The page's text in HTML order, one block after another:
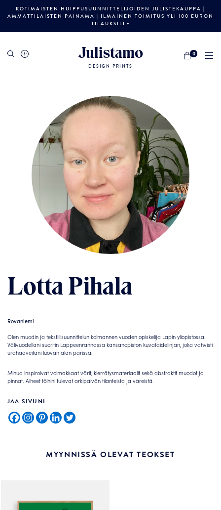
KOTIMAISTEN HUIPPUSUUNNITTELIJOIDEN JULISTEKAUPPA |
AMMATTILAISTEN PAINAMA | ILMAINEN TOIMITUS YLI 100 EURON
TILAUKSILLE
Julistamo
DESIGN PRINTS
0
Lotta Pihala
Rovaniemi
Olen muodin ja tekstiilisuunnittelun kolmannen vuoden opiskelija Lapin yliopistossa.
Välivuodellani suoritin Lappeenrannassa kansanopiston kuvataidelinjan, joka vahvisti
urahaaveitani luovan alan parissa.
Minua inspiroivat voimakkaat värit, kierrätysmateriaalit sekä abstraktit muodot ja
pinnat. Aiheet töihini tulevat arkipäivän tilanteista ja väreistä.
JAA SIVUNI:
MYYNNISSÄ OLEVAT TEOKSET